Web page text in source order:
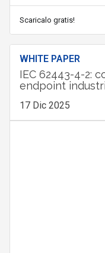
Scaricalo gratis!
WHITE PAPER
IEC 62443-4-2:
endpoint
17 Dic 2025